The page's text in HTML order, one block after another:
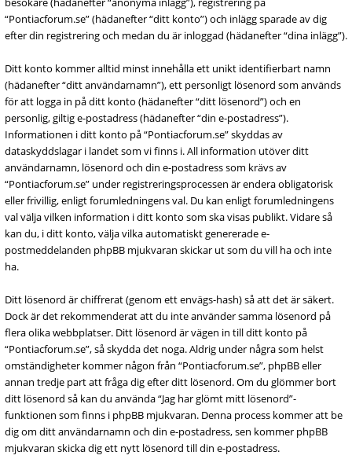
“Pontiacforum.se” (hädanefter “ditt konto”) och inlägg sparade av dig
efter din registrering och medan du är inloggad (hädanefter “dina inlägg”).
Ditt konto kommer alltid minst innehålla ett unikt identifierbart namn
(hädanefter “ditt användarnamn”), ett personligt lösenord som används
för att logga in på ditt konto (hädanefter “ditt lösenord”) och en
personlig, giltig e-postadress (hädanefter “din e-postadress”).
Informationen i ditt konto på “Pontiacforum.se” skyddas av
dataskyddslagar i landet som vi finns i. All information utöver ditt
användarnamn, lösenord och din e-postadress som krävs av
“Pontiacforum.se” under registreringsprocessen är endera obligatorisk
eller frivillig, enligt forumledningens val. Du kan enligt forumledningens
val välja vilken information i ditt konto som ska visas publikt. Vidare så
kan du, i ditt konto, välja vilka automatiskt genererade e-
postmeddelanden phpBB mjukvaran skickar ut som du vill ha och inte
ha.
Ditt lösenord är chiffrerat (genom ett envägs-hash) så att det är säkert.
Dock är det rekommenderat att du inte använder samma lösenord på
flera olika webbplatser. Ditt lösenord är vägen in till ditt konto på
“Pontiacforum.se”, så skydda det noga. Aldrig under några som helst
omständigheter kommer någon från “Pontiacforum.se”, phpBB eller
annan tredje part att fråga dig efter ditt lösenord. Om du glömmer bort
ditt lösenord så kan du använda “Jag har glömt mitt lösenord”-
funktionen som finns i phpBB mjukvaran. Denna process kommer att be
dig om ditt användarnamn och din e-postadress, sen kommer phpBB
mjukvaran skicka dig ett nytt lösenord till din e-postadress.